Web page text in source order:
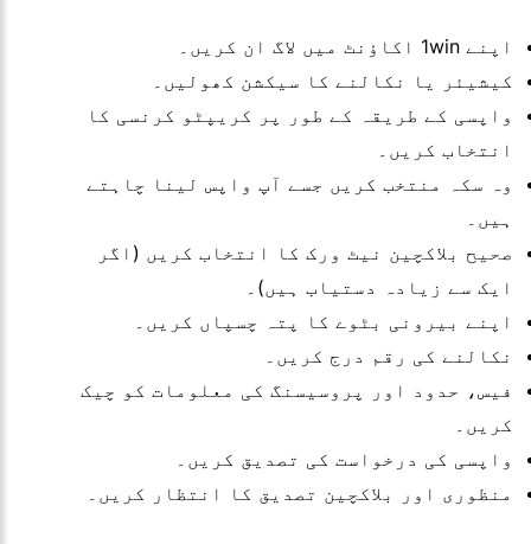
اپنے 1win اکاؤنٹ میں لاگ ان کریں۔
کیشیئر یا نکالنے کا سیکشن کھولیں۔
واپسی کے طریقہ کے طور پر کریپٹو کرنسی کا
انتخاب کریں۔
وہ سکہ منتخب کریں جسے آپ واپس لینا چاہتے
ہیں۔
صحیح بلاکچین نیٹ ورک کا انتخاب کریں (اگر
ایک سے زیادہ دستیاب ہیں)۔
اپنے بیرونی بٹوے کا پتہ چسپاں کریں۔
نکالنے کی رقم درج کریں۔
فیس، حدود اور پروسیسنگ کی معلومات کو چیک
کریں۔
واپسی کی درخواست کی تصدیق کریں۔
منظوری اور بلاکچین تصدیق کا انتظار کریں۔